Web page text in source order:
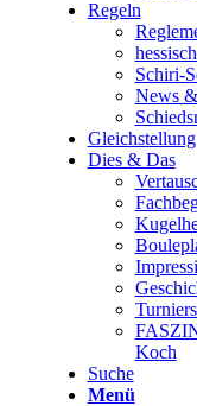
Regeln
Schiri-
News
Gleichstellung
Dies & Das
Koch
Suche
Menü